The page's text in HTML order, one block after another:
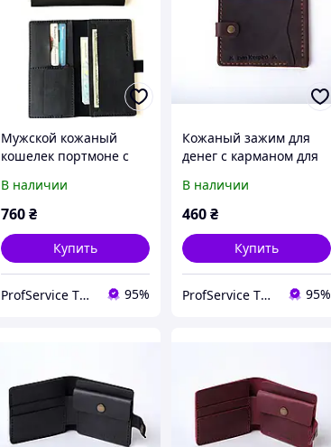
Мужской кожаный
кошелек портмоне с
монет на кнопке
лонгер синий Promо
В наличии
760₴
Купить
ProfService ТОВ "Профессиональный сервис" 95%
Кожаный зажим для
денег с карманом для
женский коричневый
Zosh
В наличии
460₴
Купить
ProfService ТОВ "Профессиональный сервис" 95%